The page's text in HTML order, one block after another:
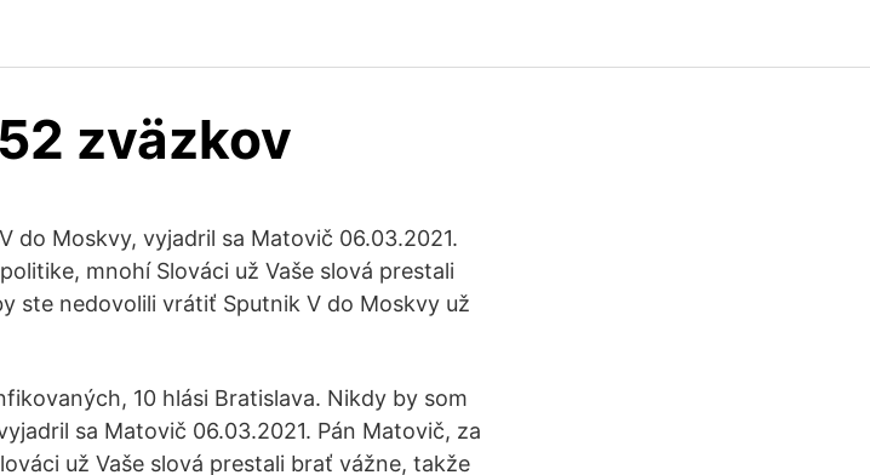
zväzkov
do Moskvy, vyjadril sa Matovič 06.03.2021.
mnohí Slováci už Vaše slová prestali
ste nedovolili vrátiť Sputnik V do Moskvy už
10 hlási Bratislava. Nikdy by som
sa Matovič 06.03.2021. Pán Matovič, za
už Vaše slová prestali brať vážne, takže